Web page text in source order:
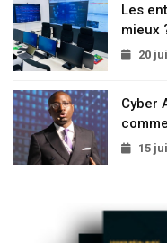
Les
mieux
20
Cyber
15